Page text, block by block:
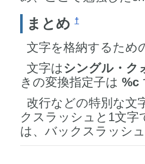
まとめ †
文字を格納するため
文字はシングル・ク
きの変換指定子は %c
改行などの特別な文
クスラッシュと1文字
は、バックスラッシ